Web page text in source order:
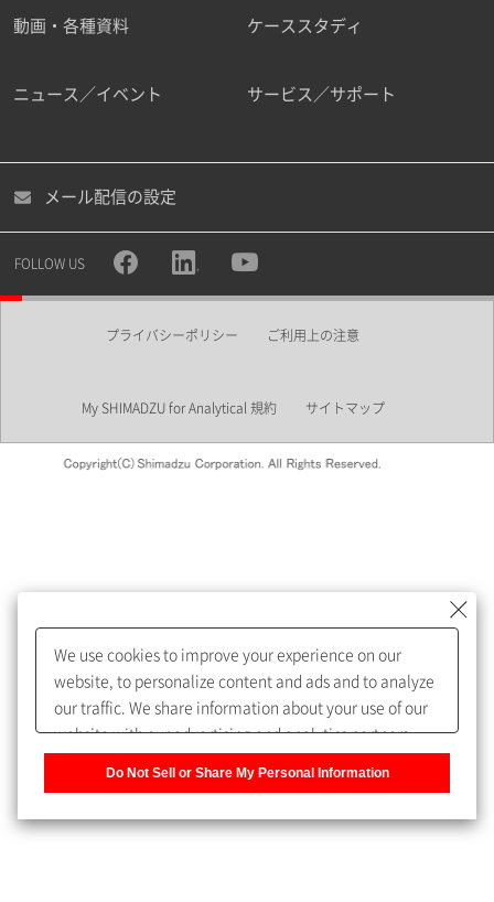
職種
めします。
My SHIMADZU for Analyticalへ登録いただくと、技術情報や
取扱説明書・Webinarなどの閲覧ができます。
うになります。
動画・各種資料 ケーススタディ
ニュース／イベント サービス／サポート
メール配信の設定
FOLLOW US
プライバシーポリシー ご利用上の注意
My SHIMADZU for Analytical 規約 サイトマップ
We use cookies to improve your experience on our
website, to personalize content and ads and to analyze
our traffic. We share information about your use of our
website with our advertising and analytics partners,
Do Not Sell or Share My Personal Information